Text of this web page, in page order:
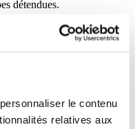
le contenu
relatives aux
détendues.
décisions.